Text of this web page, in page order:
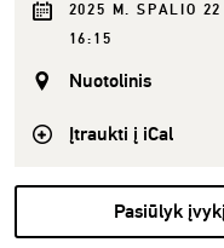
2025 M. SPALIO
16:15
Nuotolinis
Įtraukti į iCal
Pasiūlyk